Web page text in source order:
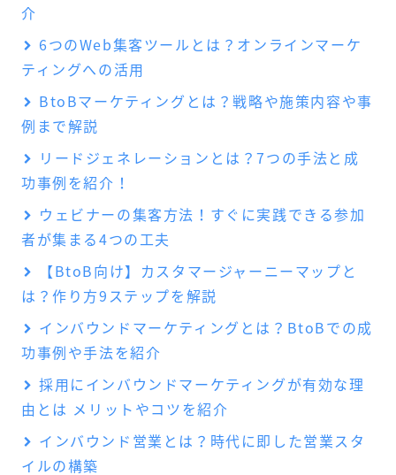
介
6つのWeb集客ツールとは？オンラインマーケ
ティングへの活用
BtoBマーケティングとは？戦略や施策内容や事
例まで解説
リードジェネレーションとは？7つの手法と成
功事例を紹介！
ウェビナーの集客方法！すぐに実践できる参加
者が集まる4つの工夫
【BtoB向け】カスタマージャーニーマップと
は？作り方9ステップを解説
インバウンドマーケティングとは？BtoBでの成
功事例や手法を紹介
採用にインバウンドマーケティングが有効な理
由とは メリットやコツを紹介
インバウンド営業とは？時代に即した営業スタ
イルの構築